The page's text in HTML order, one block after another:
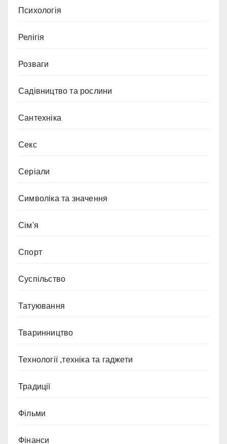
Психологія
Релігія
Розваги
Садівництво та рослини
Сантехніка
Секс
Серіали
Символіка та значення
Сім'я
Спорт
Суспільство
Татуювання
Тваринництво
Технології ,техніка та гаджети
Традиції
Фільми
Фінанси